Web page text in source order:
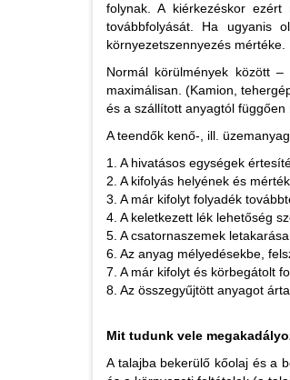
folynak. A kiérkezéskor
továbbfolyását. Ha ugyanis
környezetszennyezés
Normál körülmények között
maximálisan. (Kamion,
és a szállított anyagtól
A teendők kenő-, ill.
1. A hivatásos egységek
2. A kifolyás helyének és
3. A már kifolyt folyadék
4. A keletkezett lék lehetőség
5. A csatornaszemek
6. Az anyag mélyedésekbe,
7. A már kifolyt és körbegátolt
8. Az összegyűjtött anyagot
Mit tudunk vele
A talajba bekerülő kőolaj és a